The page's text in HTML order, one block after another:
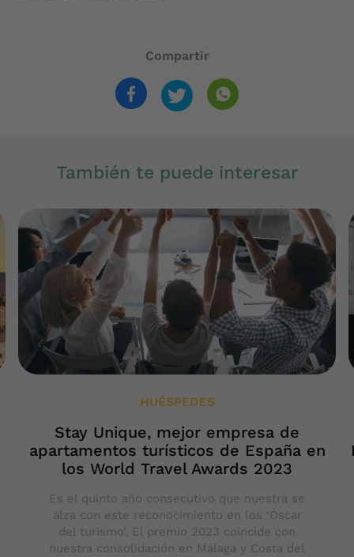
Compartir
También te puede interesar
HUÉSPEDES
Stay Unique, mejor empresa de
apartamentos turísticos de España en
los World Travel Awards 2023
Es el quinto año consecutivo que nuestra se
alza con este reconocimiento en los ‘Óscar
del turismo’. El premio 2023 coincide con
nuestra consolidación en Málaga y Costa del